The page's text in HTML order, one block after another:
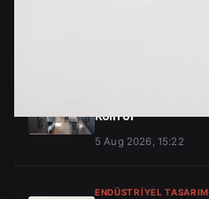
Konfor
5 Aug 2026, 15:22
ENDÜSTRIYEL TASARIM